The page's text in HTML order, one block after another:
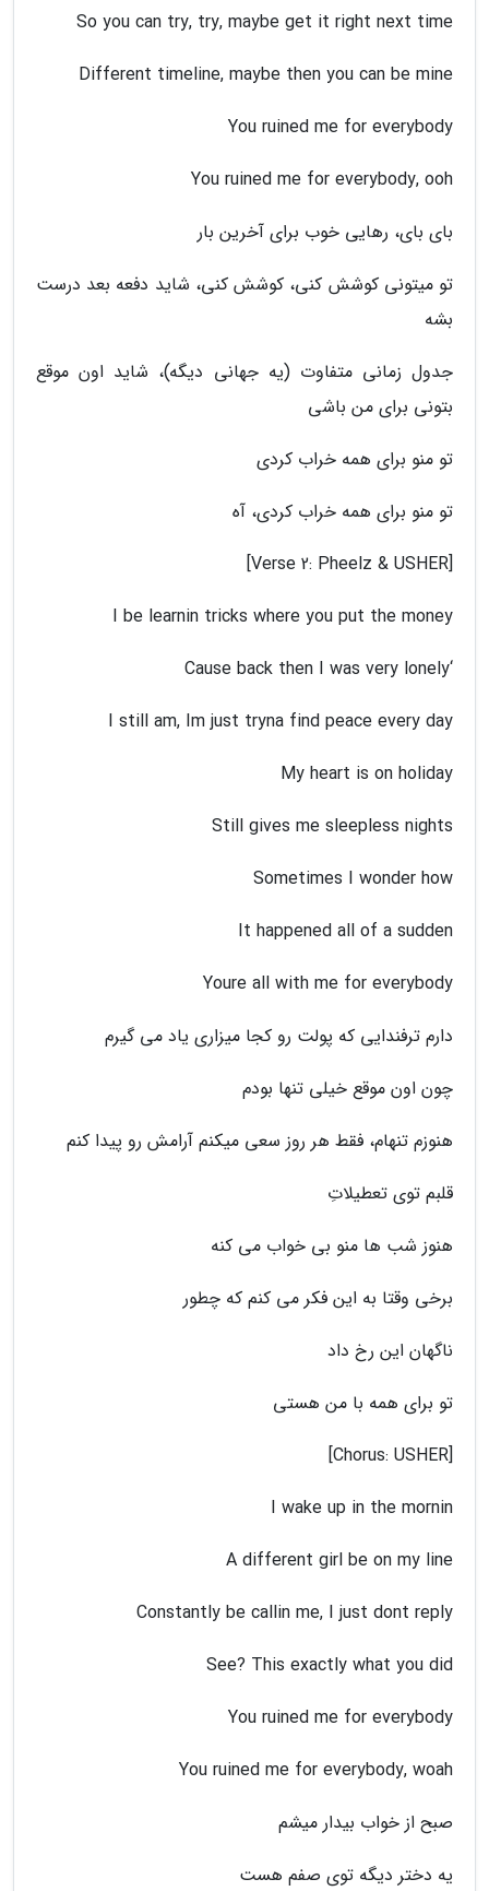
So you can try, try, maybe get it right next time
Different timeline, maybe then you can be mine
You ruined me for everybody
You ruined me for everybody, ooh
بای بای، رهایی خوب برای آخرین بار
تو میتونی کوشش کنی، کوشش کنی، شاید دفعه بعد درست
بشه
جدول زمانی متفاوت (یه جهانی دیگه)، شاید اون موقع
بتونی برای من باشی
تو منو برای همه خراب کردی
تو منو برای همه خراب کردی، آه
[Verse 2: Pheelz & USHER]
I be learnin tricks where you put the money
‘Cause back then I was very lonely
I still am, Im just tryna find peace every day
My heart is on holiday
Still gives me sleepless nights
Sometimes I wonder how
It happened all of a sudden
Youre all with me for everybody
دارم ترفندایی که پولت رو کجا میزاری یاد می گیرم
چون اون موقع خیلی تنها بودم
هنوزم تنهام، فقط هر روز سعی میکنم آرامش رو پیدا کنم
قلبم توی تعطیلاتِ
هنوز شب ها منو بی خواب می کنه
برخی وقتا به این فکر می کنم که چطور
ناگهان این رخ داد
تو برای همه با من هستی
[Chorus: USHER]
I wake up in the mornin
A different girl be on my line
Constantly be callin me, I just dont reply
See? This exactly what you did
You ruined me for everybody
You ruined me for everybody, woah
صبح از خواب بیدار میشم
یه دختر دیگه توی صفم هست